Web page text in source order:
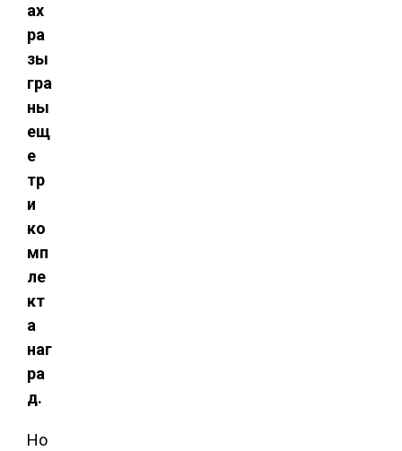
ах
ра
зы
гра
ны
ещ
е
тр
и
ко
мп
ле
кт
а
наг
ра
д.
Но